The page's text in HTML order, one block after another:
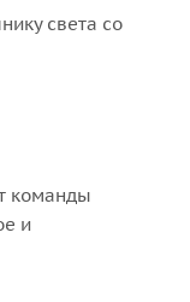
света со
команды
и